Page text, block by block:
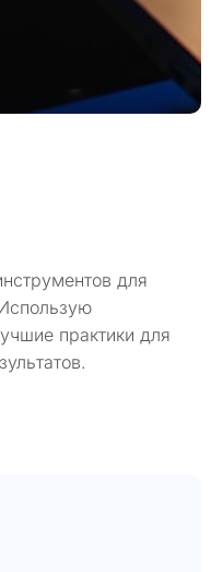
для
практики для